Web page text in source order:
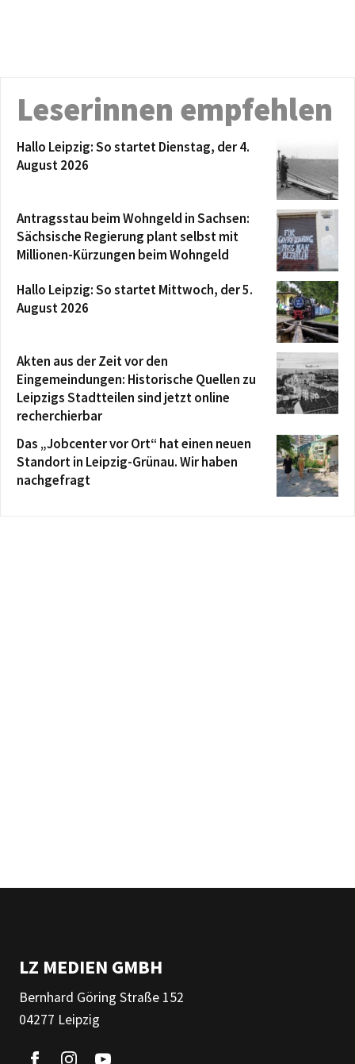
Leserinnen empfehlen
Hallo Leipzig: So startet Dienstag, der 4.
August 2026
Antragsstau beim Wohngeld in Sachsen:
Sächsische Regierung plant selbst mit
Millionen-Kürzungen beim Wohngeld
Hallo Leipzig: So startet Mittwoch, der 5.
August 2026
Akten aus der Zeit vor den
Eingemeindungen: Historische Quellen zu
Leipzigs Stadtteilen sind jetzt online
recherchierbar
Das „Jobcenter vor Ort“ hat einen neuen
Standort in Leipzig-Grünau. Wir haben
nachgefragt
LZ MEDIEN GMBH
Bernhard Göring Straße 152
04277 Leipzig